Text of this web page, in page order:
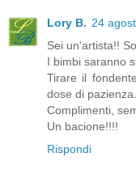
Lory B. 24
Sei un'artista!!
I bimbi saranno
Tirare il
dose di
Complimenti,
Un bacione!!!!
Rispondi